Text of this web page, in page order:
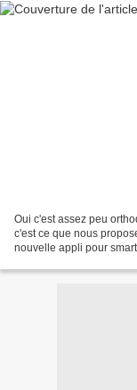
Oui c'est assez peu
c'est ce que nous
nouvelle appli pour